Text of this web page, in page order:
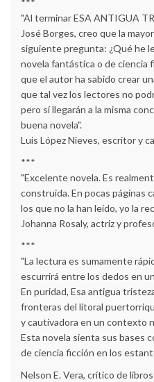
***
"Al terminar ESA ANTIGUA
José Borges, creo que la
siguiente pregunta: ¿Qué he
novela fantástica o de ciencia
que el autor ha sabido crear
que tal vez los lectores no
pero sí llegarán a la misma
buena novela".
Luis López Nieves, escritor y
***
"Excelente novela. Es
construida. En pocas páginas
los que no la han leído, yo la
Johanna Rosaly, actriz y
***
"La lectura es sumamente
escurrirá entre los dedos en
En puridad, Esa antigua
fronteras del litoral
y cautivadora en un contexto
Esta novela sienta sus bases
de ciencia ficción en los
Nelson E. Vera, crítico de